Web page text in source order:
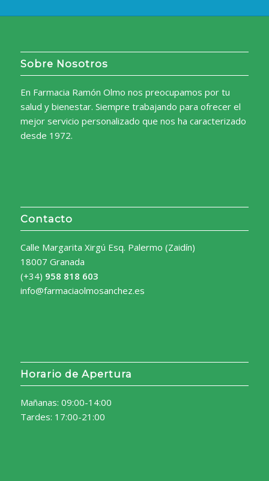
Sobre Nosotros
En Farmacia Ramón Olmo nos preocupamos por tu
salud y bienestar. Siempre trabajando para ofrecer el
mejor servicio personalizado que nos ha caracterizado
desde 1972.
Contacto
Calle Margarita Xirgú Esq. Palermo (Zaidín)
18007 Granada
(+34) 958 818 603
info@farmaciaolmosanchez.es
Horario de Apertura
Mañanas: 09:00-14:00
Tardes: 17:00-21:00